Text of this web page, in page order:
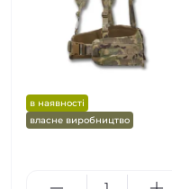
в наявності
власне виробництво